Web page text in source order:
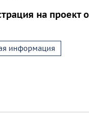
на проект
информация